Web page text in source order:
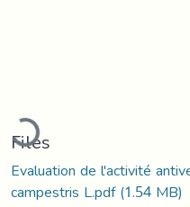
Loading...
Files
Evaluation de l'activité
campestris L.pdf(1.54 MB)